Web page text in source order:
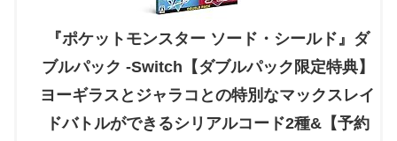
『ポケットモンスター ソード・シールド』ダ
ブルパック -Switch【ダブルパック限定特典】
ヨーギラスとジャラコとの特別なマックスレイ
ドバトルができるシリアルコード2種&【予約